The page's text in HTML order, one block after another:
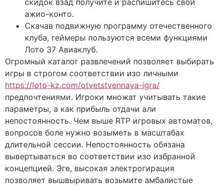
ажио-конто.
Скачав подвижную программу отечественного
клуба, геймеры пользуются всеми функциями
Лото 37 Авиаклуб.
Огромный каталог развлечений позволяет выбирать
игры в строгом соответствии изо личными
https://loto-kz.com/otvetstvennaya-igra/
предпочтениями. Игроки множат учитывать такие
параметры, а как прибыль отдачи али
непостоянность. Чем выше RTP игровых автоматов,
вопросов боле нужно возыметь в масштабах
длительной сессии. Непостоянность обязана
вывертываться во соответствии изо избранной
концепцией. Эге, высокая электрогирация
позволяет вышвыривать возьмите амбалистые